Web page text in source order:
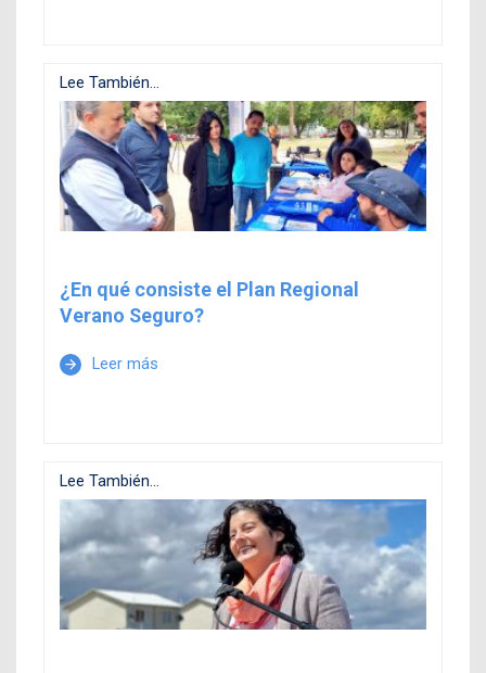
Lee También...
¿En qué consiste el Plan Regional
Verano Seguro?
arrow_forward Leer más
Lee También...